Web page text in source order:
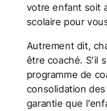
votre enfant soit
scolaire pour
Autrement dit,
être coaché. S’il
programme de
consolidation
garantie que